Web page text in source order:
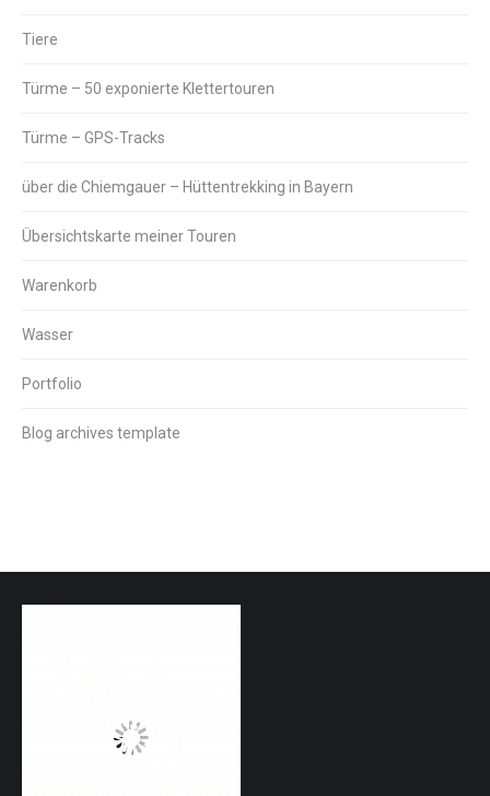
Tiere
Türme – 50 exponierte Klettertouren
Türme – GPS-Tracks
über die Chiemgauer – Hüttentrekking in Bayern
Übersichtskarte meiner Touren
Warenkorb
Wasser
Portfolio
Blog archives template